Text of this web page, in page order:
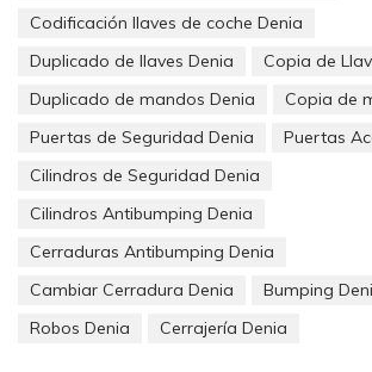
Nuestras puertas son como los
atacan, se defienden con bravura.
Codificación llaves de coche Denia
Duplicado de llaves Denia
Copia de
Duplicado de mandos Denia
Copia de
Puertas de Seguridad Denia
Puertas
Cilindros de Seguridad Denia
Cilindros Antibumping Denia
Cerraduras Antibumping Denia
Cambiar Cerradura Denia
Bumping
Robos Denia
Cerrajería Denia